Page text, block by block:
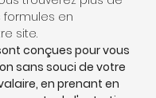
formules en
site.
conçues pour vous
sans souci de votre
en prenant en